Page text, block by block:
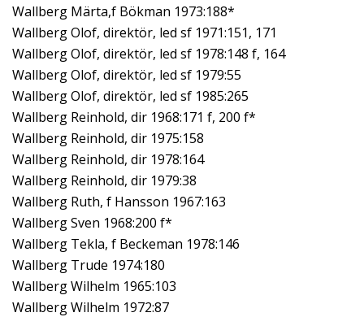
Wallberg Märta,f Bökman 1973:188*
Wallberg Olof, direktör, led sf 1971:151, 171
Wallberg Olof, direktör, led sf 1978:148 f, 164
Wallberg Olof, direktör, led sf 1979:55
Wallberg Olof, direktör, led sf 1985:265
Wallberg Reinhold, dir 1968:171 f, 200 f*
Wallberg Reinhold, dir 1975:158
Wallberg Reinhold, dir 1978:164
Wallberg Reinhold, dir 1979:38
Wallberg Ruth, f Hansson 1967:163
Wallberg Sven 1968:200 f*
Wallberg Tekla, f Beckeman 1978:146
Wallberg Trude 1974:180
Wallberg Wilhelm 1965:103
Wallberg Wilhelm 1972:87